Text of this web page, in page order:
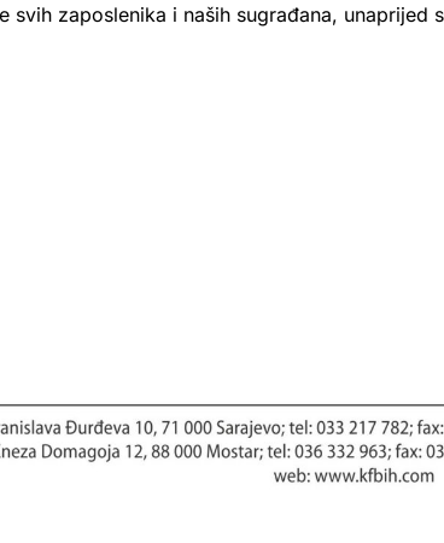
svih zaposlenika i naših sugrađana, unaprijed